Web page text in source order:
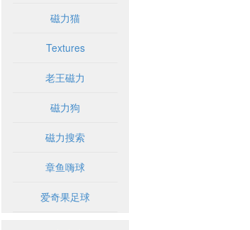
磁力猫
Textures
老王磁力
磁力狗
磁力搜索
章鱼嗨球
爱奇果足球